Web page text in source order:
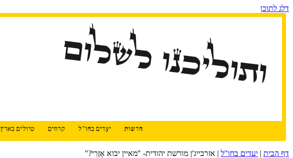
דלג לתוכן
ותוליכנו לשלום
חדשות יעדים בחו"ל קרוזים טיולים בארץ
דף הבית | יעדים בחו"ל | אזרבייג'ן מורשת יהודית- "מאיין יבוא אָזֶרִי?"